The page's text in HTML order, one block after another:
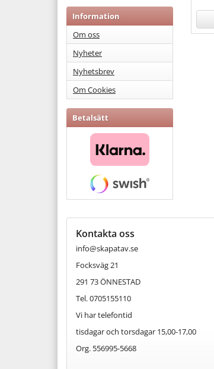
Information
Om oss
Nyheter
Nyhetsbrev
Om Cookies
Betalsätt
Kontakta oss
info@skapatav.se
Focksväg 21
291 73 ÖNNESTAD
Tel. 0705155110
Vi har telefontid
tisdagar och torsdagar 15,00-17,00
Org. 556995-5668